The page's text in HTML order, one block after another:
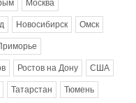
Москва
Новосибирск Омск
Ростов на Дону США
Татарстан Тюмень